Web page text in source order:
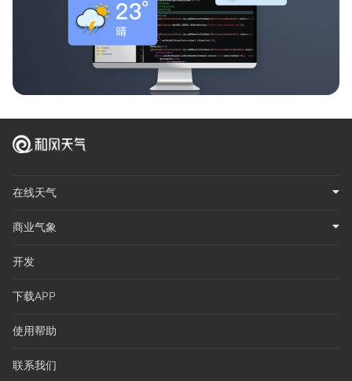
在线天气
商业气象
开发
下载APP
使用帮助
联系我们